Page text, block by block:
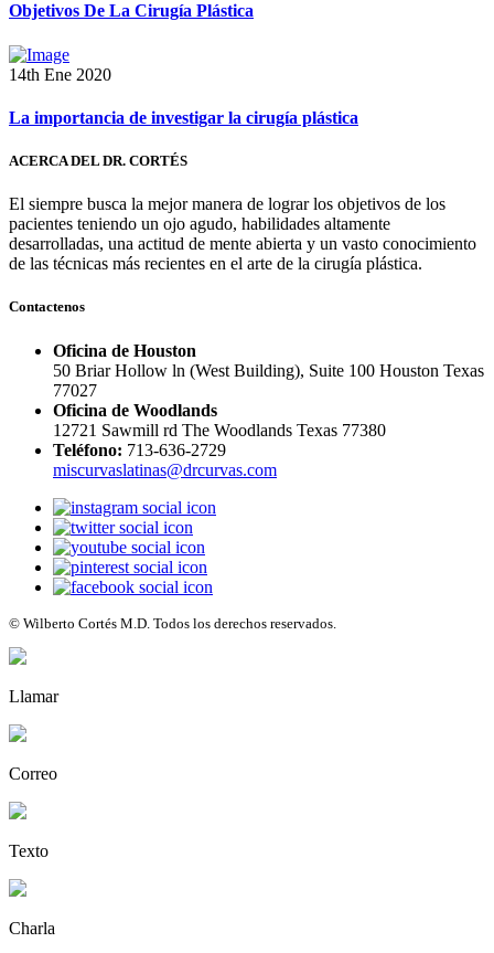
Objetivos De La Cirugía Plástica
14th Ene 2020
La importancia de investigar la cirugía plástica
ACERCA DEL DR. CORTÉS
El siempre busca la mejor manera de lograr los objetivos de los
pacientes teniendo un ojo agudo, habilidades altamente
desarrolladas, una actitud de mente abierta y un vasto conocimiento
de las técnicas más recientes en el arte de la cirugía plástica.
Contactenos
Oficina de Houston
50 Briar Hollow ln (West Building), Suite 100 Houston Texas
77027
Oficina de Woodlands
12721 Sawmill rd The Woodlands Texas 77380
Teléfono: 713-636-2729
miscurvaslatinas@drcurvas.com
© Wilberto Cortés M.D. Todos los derechos reservados.
Llamar
Correo
Texto
Charla